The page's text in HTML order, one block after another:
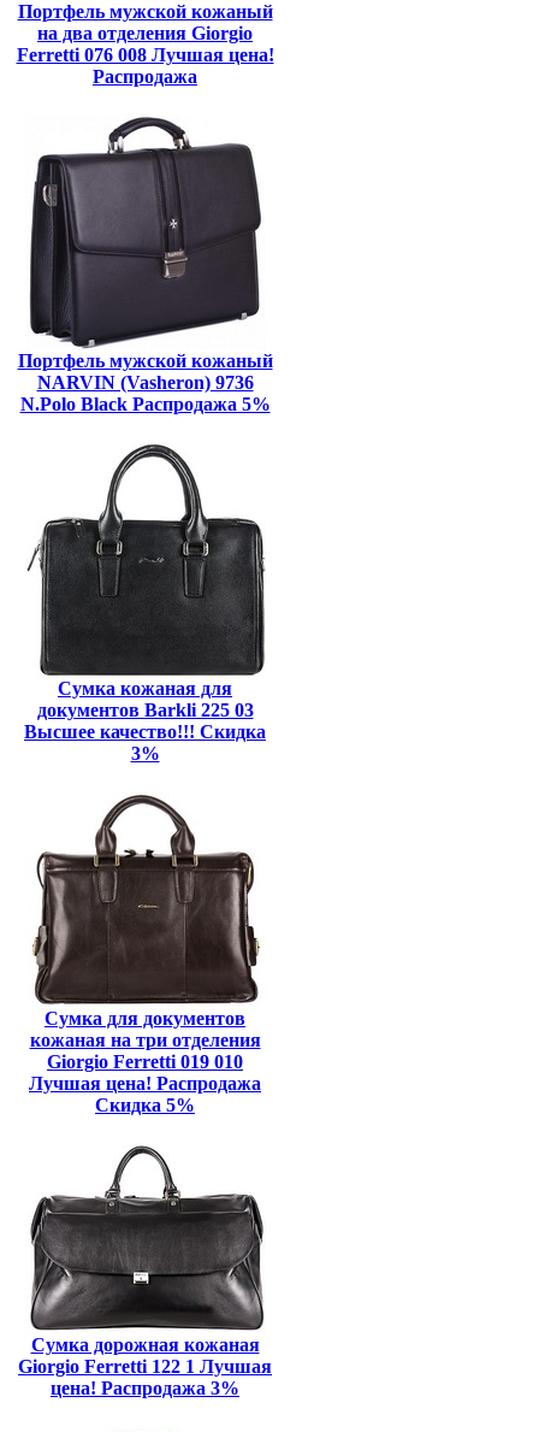
Портфель мужской кожаный
на два отделения Giorgio
Ferretti 076 008 Лучшая цена!
Распродажа
Портфель мужской кожаный
NARVIN (Vasheron) 9736
N.Polo Black Распродажа 5%
Сумка кожаная для
документов Barkli 225 03
Высшее качество!!! Скидка
3%
Сумка для документов
кожаная на три отделения
Giorgio Ferretti 019 010
Лучшая цена! Распродажа
Скидка 5%
Сумка дорожная кожаная
Giorgio Ferretti 122 1 Лучшая
цена! Распродажа 3%